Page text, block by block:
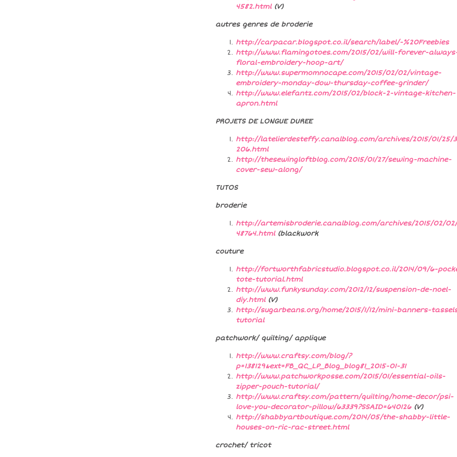
4582.html(V)
autres genres de broderie
http://carpacar.blogspot.co.il/search/label/-%20Freebies
http://www.flamingotoes.com/2015/02/will-forever-
floral-embroidery-hoop-art/
http://www.supermomnocape.com/2015/02/02/vintage-
embroidery-monday-dow-thursday-coffee-grinder/
http://www.elefantz.com/2015/02/block-2-vintage-kitchen-
apron.html
PROJETS DE LONGUE DUREE
http://latelierdesteffy.canalblog.com/archives/2015/01/25/
206.html
http://thesewingloftblog.com/2015/01/27/sewing-machine-
cover-sew-along/
TUTOS
broderie
http://artemisbroderie.canalblog.com/archives/2015/02/02/
48764.html(blackwork
couture
http://fortworthfabricstudio.blogspot.co.il/2014/09/6-
tote-tutorial.html
http://www.funkysunday.com/2012/12/suspension-de-noel-
diy.html(V)
http://sugarbeans.org/home/2015/1/12/mini-banners-
tutorial
patchwork/ quilting/ applique
http://www.craftsy.com/blog/?
p=138129&ext=FB_QC_LP_Blog_blog81_2015-01-31
http://www.patchworkposse.com/2015/01/essential-oils-
zipper-pouch-tutorial/
http://www.craftsy.com/pattern/quilting/home-decor/psi-
love-you-decorator-pillow/63339?SSAID=640126(V)
http://shabbyartboutique.com/2014/05/the-shabby-little-
houses-on-ric-rac-street.html
crochet/ tricot